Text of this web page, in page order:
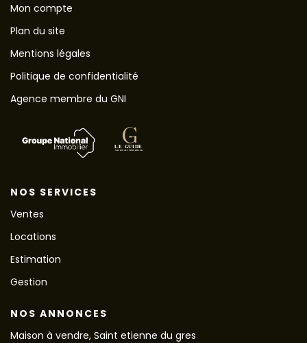
Mon compte
Plan du site
Mentions légales
Politique de confidentialité
Agence membre du GNI
NOS SERVICES
Ventes
Locations
Estimation
Gestion
NOS ANNONCES
Maison à vendre, Saint etienne du gres